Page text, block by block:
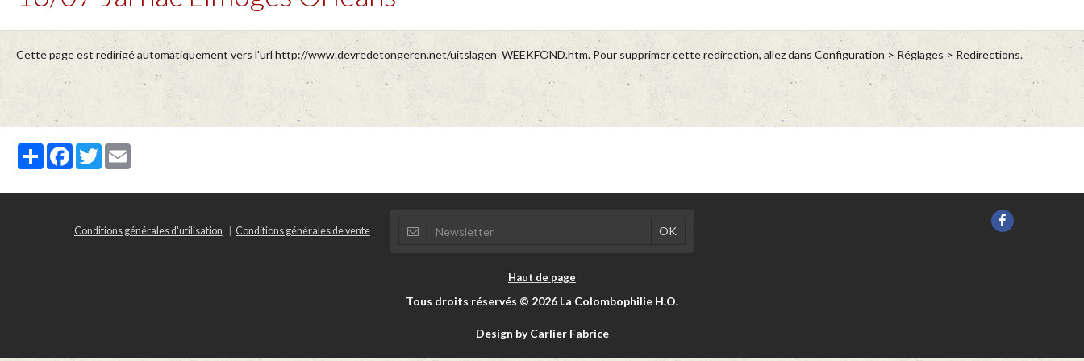
Cette page est redirigé automatiquement vers l'url http://www.devredetongeren.net/uitslagen_WEEKFOND.htm. Pour supprimer cette redirection, allez dans Configuration > Réglages > Redirections.
PartagerFacebook
Twitter
Conditions générales d'utilisation Conditions générales de vente
Haut de page
Tous droits réservés © 2026 La Colombophilie H.O.
Design by Carlier Fabrice